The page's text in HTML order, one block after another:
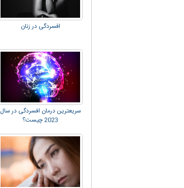
افسردگی در زنان
سریعترین درمان افسردگی در سال
2023 چیست؟